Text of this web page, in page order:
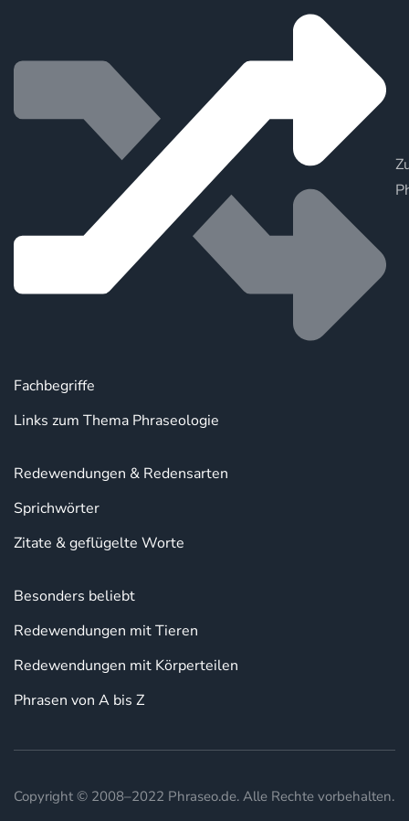
Fachbegriffe
Links zum Thema Phraseologie
Redewendungen & Redensarten
Sprichwörter
Zitate & geflügelte Worte
Besonders beliebt
Redewendungen mit Tieren
Redewendungen mit Körperteilen
Phrasen von A bis Z
Copyright © 2008–2022 Phraseo.de. Alle Rechte vorbehalten.